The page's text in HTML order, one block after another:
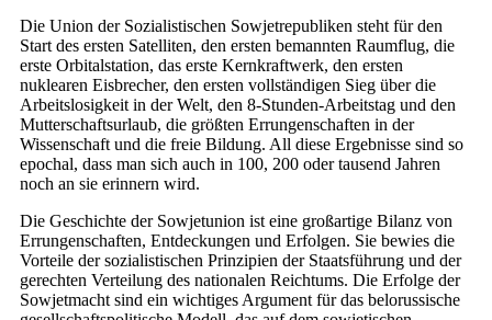
Die Union der Sozialistischen Sowjetrepubliken steht für den
Start des ersten Satelliten, den ersten bemannten Raumflug, die
erste Orbitalstation, das erste Kernkraftwerk, den ersten
nuklearen Eisbrecher, den ersten vollständigen Sieg über die
Arbeitslosigkeit in der Welt, den 8-Stunden-Arbeitstag und den
Mutterschaftsurlaub, die größten Errungenschaften in der
Wissenschaft und die freie Bildung. All diese Ergebnisse sind so
epochal, dass man sich auch in 100, 200 oder tausend Jahren
noch an sie erinnern wird.
Die Geschichte der Sowjetunion ist eine großartige Bilanz von
Errungenschaften, Entdeckungen und Erfolgen. Sie bewies die
Vorteile der sozialistischen Prinzipien der Staatsführung und der
gerechten Verteilung des nationalen Reichtums. Die Erfolge der
Sowjetmacht sind ein wichtiges Argument für das belorussische